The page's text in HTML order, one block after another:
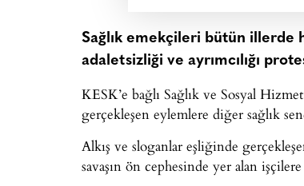
Sağlık emekçileri bütün illerde
adaletsizliği ve ayrımcılığı
KESK’e bağlı Sağlık ve Sosyal
gerçekleşen eylemlere diğer sağlık
Alkış ve sloganlar eşliğinde
savaşın ön cephesinde yer alan